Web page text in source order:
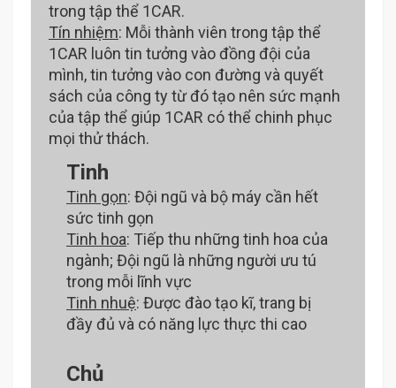
trong tập thể 1CAR.
Tín nhiệm: Mỗi thành viên trong tập thể
1CAR luôn tin tưởng vào đồng đội của
mình, tin tưởng vào con đường và quyết
sách của công ty từ đó tạo nên sức mạnh
của tập thể giúp 1CAR có thể chinh phục
mọi thử thách.
Tinh
Tinh gọn: Đội ngũ và bộ máy cần hết
sức tinh gọn
Tinh hoa: Tiếp thu những tinh hoa của
ngành; Đội ngũ là những người ưu tú
trong mỗi lĩnh vực
Tinh nhuệ: Được đào tạo kĩ, trang bị
đầy đủ và có năng lực thực thi cao
Chủ